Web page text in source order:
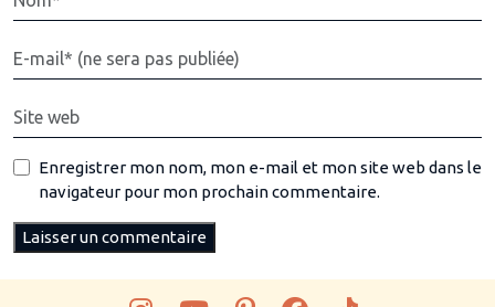
Enregistrer mon nom, mon e-mail et mon site web dans le
navigateur pour mon prochain commentaire.